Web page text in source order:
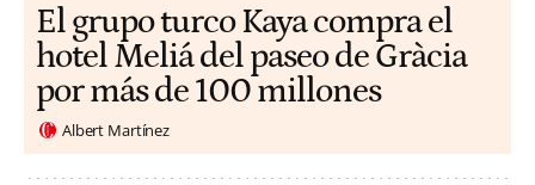
El grupo turco Kaya compra el
hotel Meliá del paseo de Gràcia
por más de 100 millones
Albert Martínez